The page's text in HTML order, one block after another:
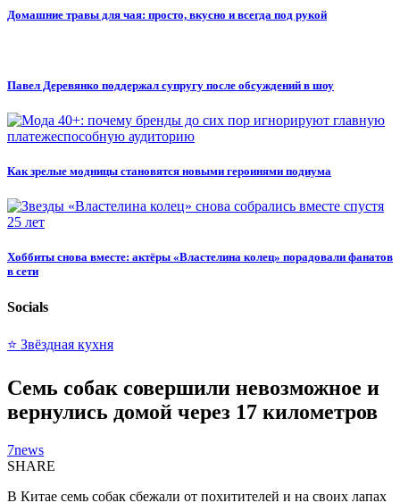
Домашние травы для чая: просто, вкусно и всегда под рукой
Павел Деревянко поддержал супругу после обсуждений в шоу
Как зрелые модницы становятся новыми героинями подиума
Хоббиты снова вместе: актёры «Властелина колец» порадовали фанатов
в сети
Socials
⭐ Звёздная кухня
Семь собак совершили невозможное и
вернулись домой через 17 километров
7news
SHARE
В Китае семь собак сбежали от похитителей и на своих лапах